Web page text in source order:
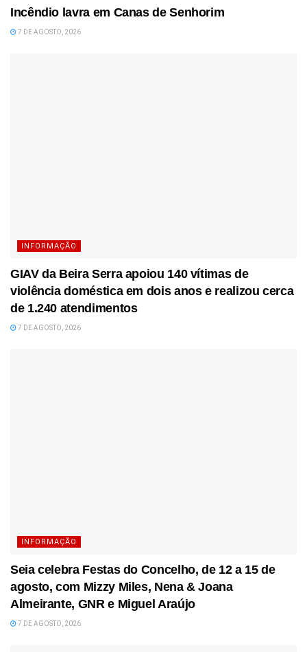
Incêndio lavra em Canas de Senhorim
7 DE AGOSTO, 2026
INFORMAÇÃO
GIAV da Beira Serra apoiou 140 vítimas de
violência doméstica em dois anos e realizou cerca
de 1.240 atendimentos
7 DE AGOSTO, 2026
INFORMAÇÃO
Seia celebra Festas do Concelho, de 12 a 15 de
agosto, com Mizzy Miles, Nena & Joana
Almeirante, GNR e Miguel Araújo
7 DE AGOSTO, 2026